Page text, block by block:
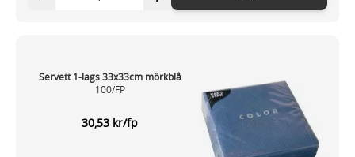
Servett 1-lags 33x33cm mörkblå
100/FP
30,53 kr/fp